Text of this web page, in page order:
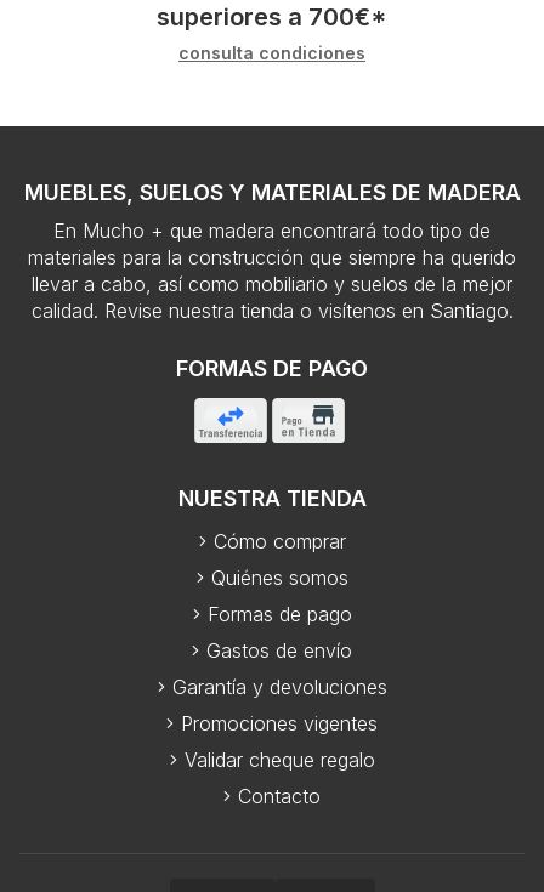
superiores a 700€*
consulta condiciones
MUEBLES, SUELOS Y MATERIALES DE MADERA
En Mucho + que madera encontrará todo tipo de
materiales para la construcción que siempre ha querido
llevar a cabo, así como mobiliario y suelos de la mejor
calidad. Revise nuestra tienda o visítenos en Santiago.
FORMAS DE PAGO
NUESTRA TIENDA
Cómo comprar
Quiénes somos
Formas de pago
Gastos de envío
Garantía y devoluciones
Promociones vigentes
Validar cheque regalo
Contacto